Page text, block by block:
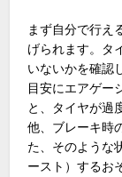
まず自分で行え
げられます。タ
いないかを確認
目安にエアゲー
と、タイヤが過
他、ブレーキ時
た、そのような
ースト）するお